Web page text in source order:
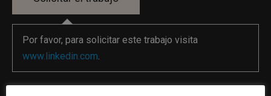
Por favor, para solicitar este trabajo visita
www.linkedin.com.